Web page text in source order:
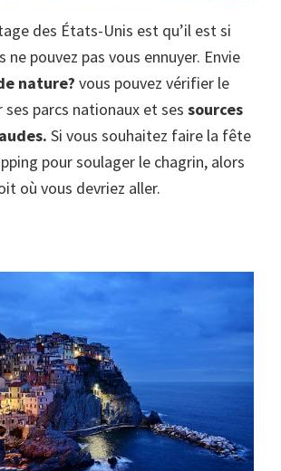
des États-Unis est qu’il est si
ne pouvez pas vous ennuyer. Envie
nature? vous pouvez vérifier le
ses parcs nationaux et ses sources
Si vous souhaitez faire la fête
pour soulager le chagrin, alors
où vous devriez aller.